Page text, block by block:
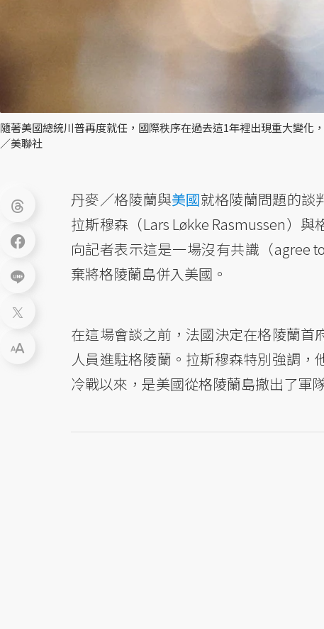
隨著美國總統川普再度就任，國際秩序在過去這1年裡出現重大變化
／美聯社
丹麥／格陵蘭與美國就格陵蘭問題的談
拉斯穆森（Lars Løkke Rasmussen）
向記者表示這是一場沒有共識（agree
棄將格陵蘭島併入美國。
在這場會談之前，法國決定在格陵蘭
人員進駐格陵蘭。拉斯穆森特別強調，
冷戰以來，是美國從格陵蘭島撤出了軍